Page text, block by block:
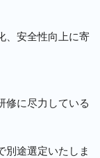
、安全性向上に寄
修に尽力している
別途選定いたしま